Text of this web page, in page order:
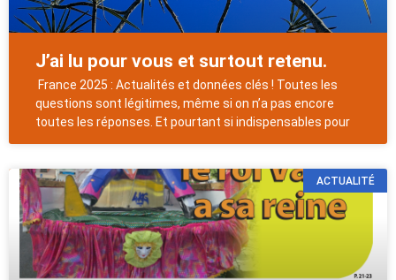
J’ai lu pour vous et surtout retenu.
France 2025 : Actualités et données clés ! Toutes les
questions sont légitimes, même si on n’a pas encore
toutes les réponses. Et pourtant si indispensables pour
ACTUALITÉ